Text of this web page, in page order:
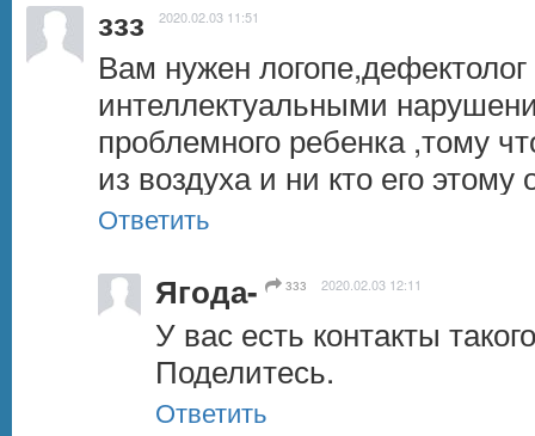
ззз 2020.02.03 11:51
Вам нужен логопе,дефектолог
интеллектуальными
проблемного ребенка ,тому
из воздуха и ни кто его этому
Ответить
Ягода- ззз 2020.02.03 12:11
У вас есть контакты
Поделитесь.
Ответить